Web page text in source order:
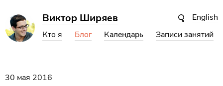
English
Виктор Ширяев
Кто я Блог Календарь Записи занятий
30 мая 2016